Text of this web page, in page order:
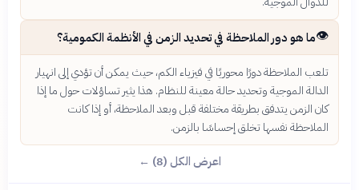
👁️ما هو دور الملاحظة في تحديد الزمن في الأنظمة الكمومية؟
تلعب الملاحظة دورًا محوريًا في فيزياء الكم، حيث يمكن أن تؤدي إلى انهيار
الدالة الموجية وتحديد حالة معينة للنظام. هذا يثير تساؤلات حول ما إذا
كان الزمن يتدفق بطريقة مختلفة قبل وبعد الملاحظة، أو إذا كانت
الملاحظة نفسها تخلق إحساسًا بالزمن.
اعرض الكل (8) ←